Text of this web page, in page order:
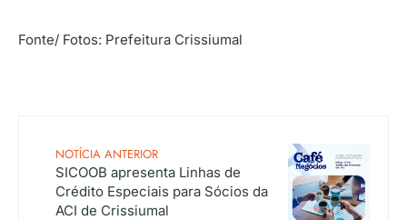
Fonte/ Fotos: Prefeitura Crissiumal
NOTÍCIA ANTERIOR
SICOOB apresenta Linhas de
Crédito Especiais para Sócios da
ACI de Crissiumal